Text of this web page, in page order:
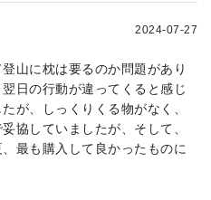
2024-07-27
山に枕は要るのか問題があり
日の行動が違ってくると感じ
が、しっくりくる物がなく、
協していましたが、そして、
最も購入して良かったものに